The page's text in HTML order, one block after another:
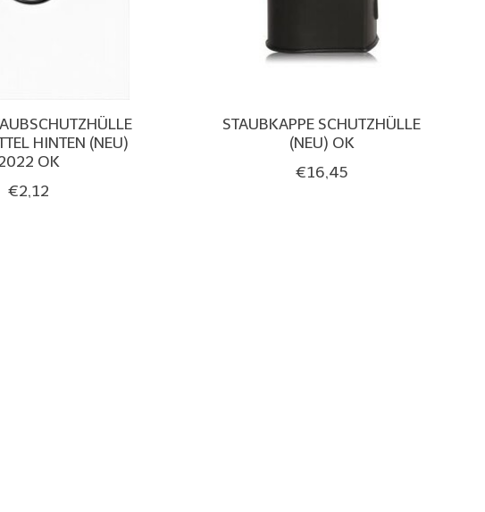
HINTEN (NEU)
OK
€2,12
STAUBKAPPE SCHUTZHÜLLE
(NEU) OK
€16,45